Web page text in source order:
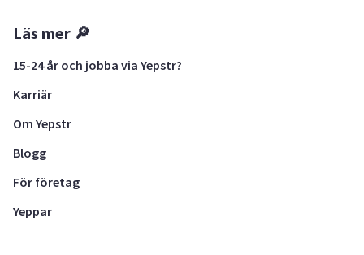
Läs mer 🔎
15-24 år och jobba via Yepstr?
Karriär
Om Yepstr
Blogg
För företag
Yeppar